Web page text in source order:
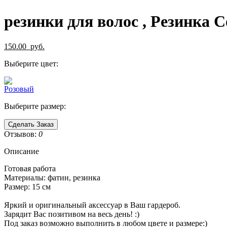
резинки для волос , Резинка
150.00 руб.
Выберите цвет:
Выберите размер:
Сделать Заказ
Отзывов: 0
Описание
Готовая работа
Материалы: фатин, резинка
Размер: 15 см
Яркий и оригинальный аксессуар в Ваш гардероб.
Зарядит Вас позитивом на весь день! :)
Под заказ возможно выполнить в любом цвете и размере:)